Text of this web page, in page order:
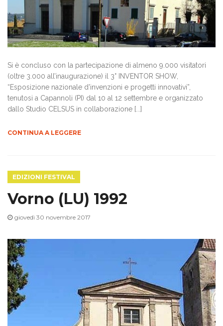
Si è concluso con la partecipazione di almeno 9.000 visitatori
(oltre 3.000 all’inaugurazione) il 3° INVENTOR SHOW,
“Esposizione nazionale d'invenzioni e progetti innovativi”,
tenutosi a Capannoli (PI) dal 10 al 12 settembre e organizzato
dallo Studio CELSUS in collaborazione [...]
CONTINUA A LEGGERE
EDIZIONI FESTIVAL
Vorno (LU) 1992
giovedì 30 novembre 2017